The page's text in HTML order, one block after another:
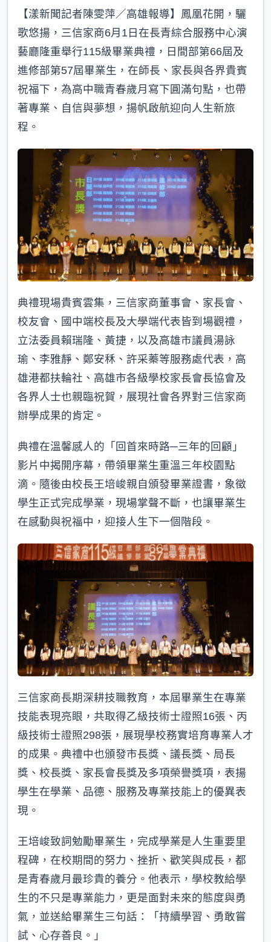
【漾新聞記者陳雯萍／高雄報導】鳳凰花開，驪
歌悠揚，三信家商6月1日在長青綜合服務中心演
藝廳隆重舉行115級畢業典禮，日間部第66屆及
進修部第57屆畢業生，在師長、家長與各界貴賓
祝福下，為高中職青春歲月寫下圓滿句點，也帶
著專業、自信與夢想，揚帆啟航迎向人生新旅
程。
典禮現場貴賓雲集，三信家商董事會、家長會、
校友會、國中端校長及大學端代表皆到場觀禮，
立法委員賴瑞隆、黃捷，以及高雄市議員湯詠
瑜、李雅靜、鄭安秝、許采蓁等服務處代表，高
雄港都扶輪社、高雄市各級學校家長會長協會及
各界人士也親臨祝賀，展現社會各界對三信家商
辦學成果的肯定。
典禮在溫馨感人的「回首來時路─三年的回顧」
影片中揭開序幕，帶領畢業生重溫三年校園點
滴。隨後由校長王培峻親自頒發畢業證書，象徵
學生正式完成學業，現場掌聲不斷，也讓畢業生
在感動與祝福中，迎接人生下一個階段。
三信家商長期深耕技職教育，本屆畢業生在專業
技能表現亮眼，共取得乙級技術士證照16張、丙
級技術士證照298張，展現學校務實培育專業人才
的成果。典禮中也頒發市長獎、議長獎、局長
獎、校長獎、家長會長獎及多項榮譽獎項，表揚
學生在學業、品德、服務及專業技能上的優異表
現。
王培峻致詞勉勵畢業生，完成學業是人生重要里
程碑，在校期間的努力、挫折、歡笑與成長，都
是青春歲月最珍貴的養分。他表示，學校教給學
生的不只是專業能力，更是面對未來的態度與勇
氣，並送給畢業生三句話：「持續學習、勇敢嘗
試、心存善良。」